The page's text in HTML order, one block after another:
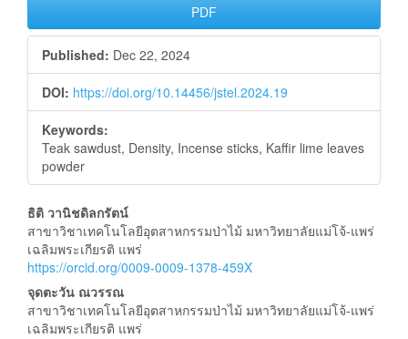
PDF
Published: Dec 22, 2024
DOI: https://doi.org/10.14456/jstel.2024.19
Keywords:
Teak sawdust, Density, Incense sticks, Kaffir lime leaves
powder
Main
Article
Content
ธิติ วานิชดิลกรัตน์
สาขาวิชาเทคโนโลยีอุตสาหกรรมป่าไม้ มหาวิทยาลัยแม่โจ้-แพร่
เฉลิมพระเกียรติ แพร่
https://orcid.org/0009-0009-1378-459X
จุดตะวัน ณวรรณ
สาขาวิชาเทคโนโลยีอุตสาหกรรมป่าไม้ มหาวิทยาลัยแม่โจ้-แพร่
เฉลิมพระเกียรติ แพร่